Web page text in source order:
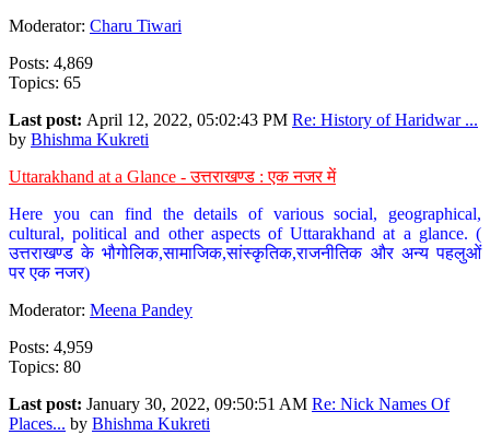
Moderator: Charu Tiwari
Posts: 4,869
Topics: 65
Last post: April 12, 2022, 05:02:43 PM Re: History of Haridwar ...
by Bhishma Kukreti
Uttarakhand at a Glance - उत्तराखण्ड : एक नजर में
Here you can find the details of various social, geographical,
cultural, political and other aspects of Uttarakhand at a glance. (
उत्तराखण्ड के भौगोलिक,सामाजिक,सांस्कृतिक,राजनीतिक और अन्य पहलुओं
पर एक नजर)
Moderator: Meena Pandey
Posts: 4,959
Topics: 80
Last post: January 30, 2022, 09:50:51 AM Re: Nick Names Of
Places... by Bhishma Kukreti